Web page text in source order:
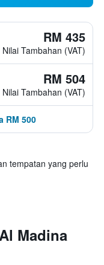
RM 435
Tambahan (VAT)
RM 504
Tambahan (VAT)
RM 500
tempatan yang perlu
Madina